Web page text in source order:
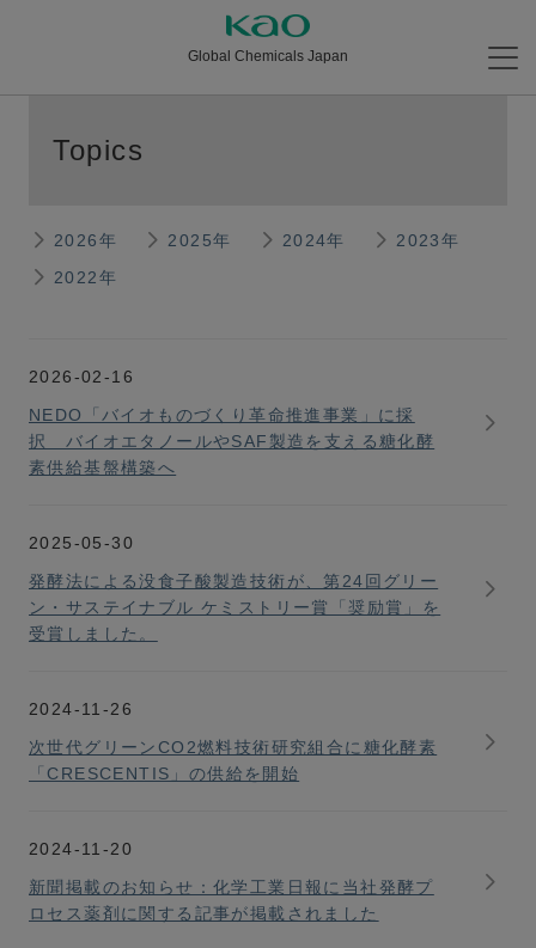
Global Chemicals Japan
Topics
2026年 2025年 2024年
2023年
2022年
2026-02-16
NEDO「バイオものづくり革命推進事業」に採
択 バイオエタノールやSAF製造を支える糖化酵
素供給基盤構築へ
2025-05-30
発酵法による没食子酸製造技術が、第24回グリー
ン・サステイナブル ケミストリー賞「奨励賞」を
受賞しました。
2024-11-26
次世代グリーンCO2燃料技術研究組合に糖化酵素
「CRESCENTIS」の供給を開始
2024-11-20
新聞掲載のお知らせ：化学工業日報に当社発酵プ
ロセス薬剤に関する記事が掲載されました